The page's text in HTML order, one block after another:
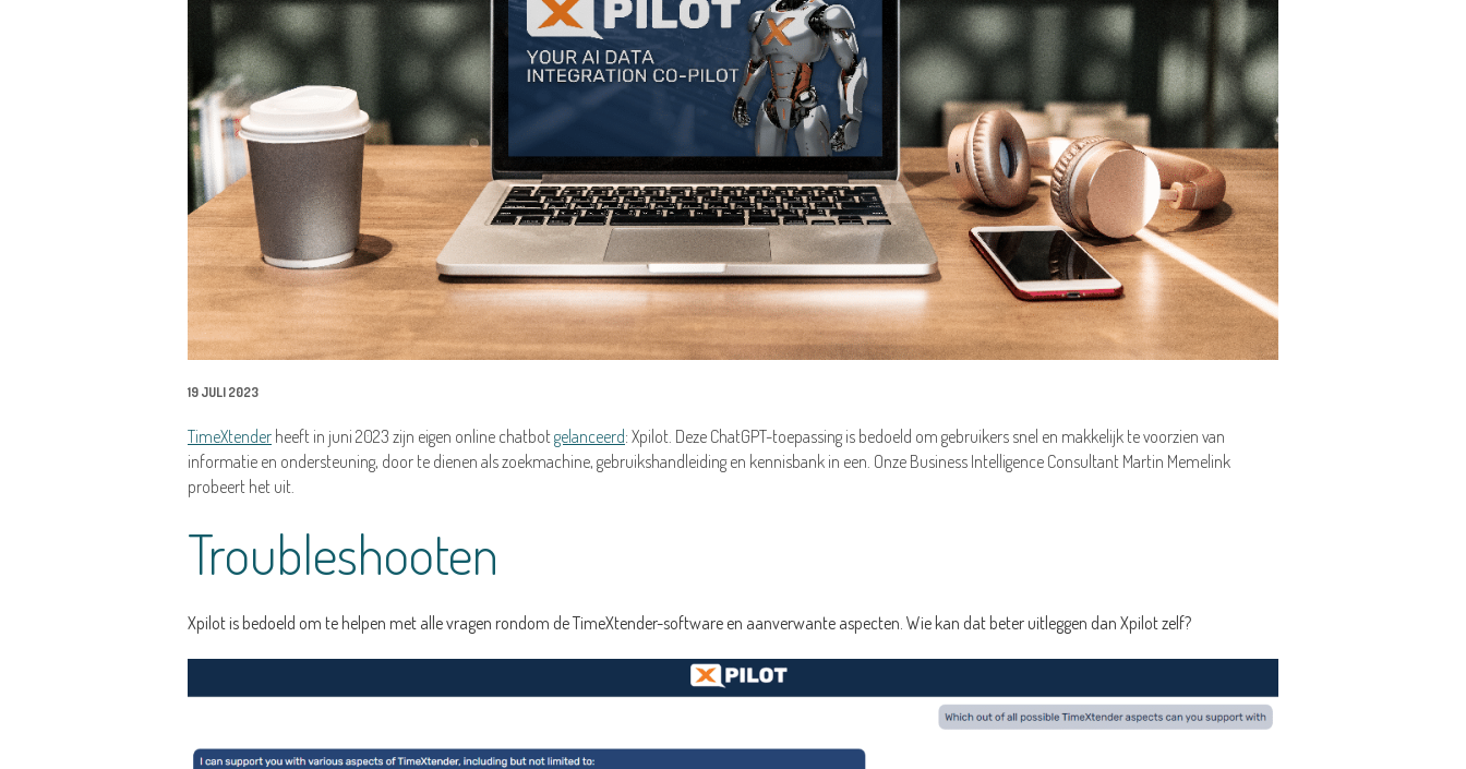
19 JULI 2023
TimeXtender heeft in juni 2023 zijn eigen online chatbotgelanceerd: Xpilot. Deze ChatGPT-toepassing is bedoeld om gebruikers snel en makkelijk te voorzien van
informatie en ondersteuning, door te dienen als zoekmachine, gebruikshandleiding en kennisbank in een. Onze Business Intelligence Consultant Martin Memelink
probeert het uit.
Troubleshooten
Xpilot is bedoeld om te helpen met alle vragen rondom de TimeXtender-software en aanverwante aspecten. Wie kan dat beter uitleggen dan Xpilot zelf?